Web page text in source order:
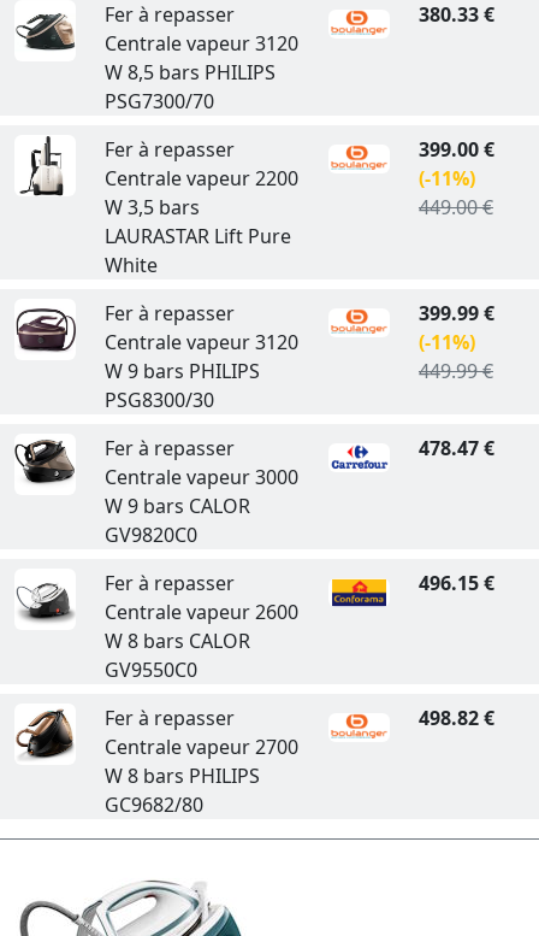
Fer à repasser
Centrale vapeur 3120
W 8,5 bars PHILIPS
PSG7300/70
380.33 €
Fer à repasser
Centrale vapeur 2200
W 3,5 bars
LAURASTAR Lift Pure
White
399.00 €
(-11%)
449.00 €
Fer à repasser
Centrale vapeur 3120
W 9 bars PHILIPS
PSG8300/30
399.99 €
(-11%)
449.99 €
Fer à repasser
Centrale vapeur 3000
W 9 bars CALOR
GV9820C0
478.47 €
Fer à repasser
Centrale vapeur 2600
W 8 bars CALOR
GV9550C0
496.15 €
Fer à repasser
Centrale vapeur 2700
W 8 bars PHILIPS
GC9682/80
498.82 €